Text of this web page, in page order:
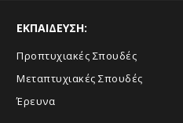
ΕΚΠΑΙΔΕΥΣΗ:
Προπτυχιακές Σπουδές
Μεταπτυχιακές Σπουδές
Έρευνα